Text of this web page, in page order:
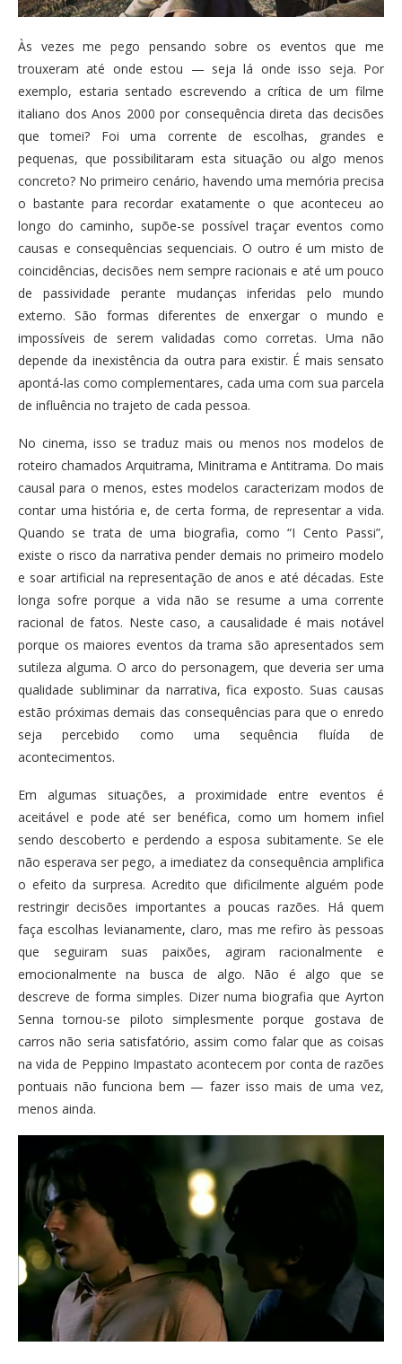
Às vezes me pego pensando sobre os eventos que me
trouxeram até onde estou — seja lá onde isso seja. Por
exemplo, estaria sentado escrevendo a crítica de um filme
italiano dos Anos 2000 por consequência direta das decisões
que tomei? Foi uma corrente de escolhas, grandes e
pequenas, que possibilitaram esta situação ou algo menos
concreto? No primeiro cenário, havendo uma memória precisa
o bastante para recordar exatamente o que aconteceu ao
longo do caminho, supõe-se possível traçar eventos como
causas e consequências sequenciais. O outro é um misto de
coincidências, decisões nem sempre racionais e até um pouco
de passividade perante mudanças inferidas pelo mundo
externo. São formas diferentes de enxergar o mundo e
impossíveis de serem validadas como corretas. Uma não
depende da inexistência da outra para existir. É mais sensato
apontá-las como complementares, cada uma com sua parcela
de influência no trajeto de cada pessoa.
No cinema, isso se traduz mais ou menos nos modelos de
roteiro chamados Arquitrama, Minitrama e Antitrama. Do mais
causal para o menos, estes modelos caracterizam modos de
contar uma história e, de certa forma, de representar a vida.
Quando se trata de uma biografia, como “I Cento Passi”,
existe o risco da narrativa pender demais no primeiro modelo
e soar artificial na representação de anos e até décadas. Este
longa sofre porque a vida não se resume a uma corrente
racional de fatos. Neste caso, a causalidade é mais notável
porque os maiores eventos da trama são apresentados sem
sutileza alguma. O arco do personagem, que deveria ser uma
qualidade subliminar da narrativa, fica exposto. Suas causas
estão próximas demais das consequências para que o enredo
seja percebido como uma sequência fluída de
acontecimentos.
Em algumas situações, a proximidade entre eventos é
aceitável e pode até ser benéfica, como um homem infiel
sendo descoberto e perdendo a esposa subitamente. Se ele
não esperava ser pego, a imediatez da consequência amplifica
o efeito da surpresa. Acredito que dificilmente alguém pode
restringir decisões importantes a poucas razões. Há quem
faça escolhas levianamente, claro, mas me refiro às pessoas
que seguiram suas paixões, agiram racionalmente e
emocionalmente na busca de algo. Não é algo que se
descreve de forma simples. Dizer numa biografia que Ayrton
Senna tornou-se piloto simplesmente porque gostava de
carros não seria satisfatório, assim como falar que as coisas
na vida de Peppino Impastato acontecem por conta de razões
pontuais não funciona bem — fazer isso mais de uma vez,
menos ainda.